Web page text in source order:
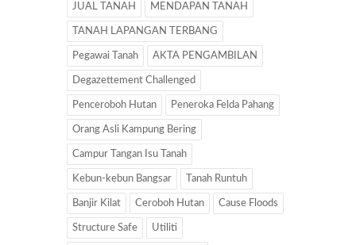
JUAL TANAH MENDAPAN TANAH
TANAH LAPANGAN TERBANG
Pegawai Tanah AKTA PENGAMBILAN
Degazettement Challenged
Penceroboh Hutan Peneroka Felda Pahang
Orang Asli Kampung Bering
Campur Tangan Isu Tanah
Kebun-kebun Bangsar Tanah Runtuh
Banjir Kilat Ceroboh Hutan Cause Floods
Structure Safe Utiliti